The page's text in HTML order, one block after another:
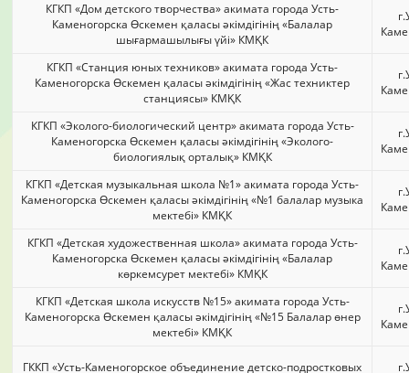
КГКП «Дом детского творчества» акимата города Усть-
Каменогорска Өскемен қаласы әкімдігінің «Балалар
шығармашылығы үйі» КМҚК
КГКП «Станция юных техников» акимата города Усть-
Каменогорска Өскемен қаласы әкімдігінің «Жас техниктер
станциясы» КМҚК
КГКП «Эколого-биологический центр» акимата города Усть-
Каменогорска Өскемен қаласы әкімдігінің «Эколого-
биологиялық орталық» КМҚК
КГКП «Детская музыкальная школа №1» акимата города Усть-
Каменогорска Өскемен қаласы әкімдігінің «№1 балалар музыка
мектебі» КМҚК
КГКП «Детская художественная школа» акимата города Усть-
Каменогорска Өскемен қаласы әкімдігінің «Балалар
көркемсурет мектебі» КМҚК
КГКП «Детская школа искусств №15» акимата города Усть-
Каменогорска Өскемен қаласы әкімдігінің «№15 Балалар өнер
мектебі» КМҚК
ГККП «Усть-Каменогорское объединение детско-подростковых